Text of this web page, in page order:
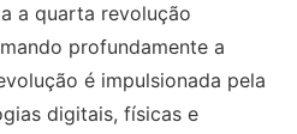
a quarta revolução
profundamente a
é impulsionada pela
digitais, físicas e